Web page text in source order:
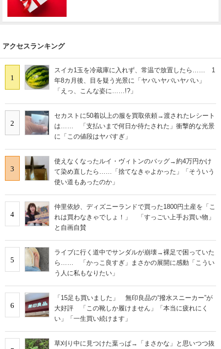
アクセスランキング
1
スイカ1玉を冷蔵庫に入れず、常温で放置したら…… 1
年8カ月後、目を疑う光景に「ヤバいヤバいヤバい」
「えっ、こんな姿に……!?」
2
セカストに50着以上の服を買取依頼→渡されたレシート
は…… 「支払いまで何日か待たされた」衝撃的な光景
に「この値段はヤバすぎ」
3
使えなくなったルイ・ヴィトンのバッグ→約4万円かけ
て染め直したら……「捨てなきゃよかった」「そういう
使い道もあったのか」
4
仲里依紗、ディズニーランドで買った1800円土産を「こ
れは買わなきゃでしょ！」 「すっごい上手お買い物」
と自画自賛
5
ライブに行く道中でサンダルが崩壊→裸足で困っていた
ら…… 「かっこ良すぎ」まさかの展開に感動「こうい
う人に私もなりたい」
6
「15足も買いました」 無印良品の“撥水スニーカー”が
大好評 「この靴しか履けません」「本当に疲れにく
い」「一生買い続けます」
草刈り中に見つけた葉っぱ→「まさかな」と思いつつ抜